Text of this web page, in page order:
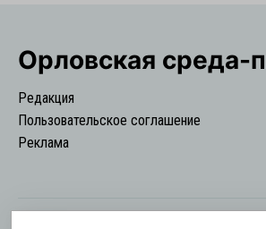
Орловская cреда-
Редакция
Пользовательское соглашение
Реклама